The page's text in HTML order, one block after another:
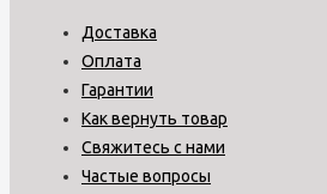
Доставка
Оплата
Гарантии
Как вернуть товар
Свяжитесь с нами
Частые вопросы